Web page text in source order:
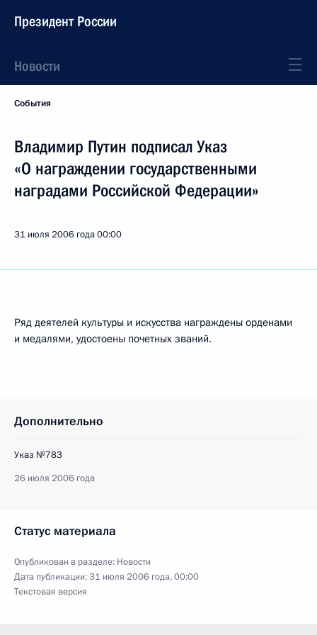
Президент России
Новости
События
Владимир Путин подписал Указ
«О награждении государственными
наградами Российской Федерации»
31 июля 2006 года00:00
Ряд деятелей культуры и искусства награждены орденами
и медалями, удостоены почетных званий.
Дополнительно
Указ №783
26 июля 2006 года
Статус материала
Опубликован в разделе: Новости
Дата публикации:31 июля 2006 года, 00:00
Текстовая версия